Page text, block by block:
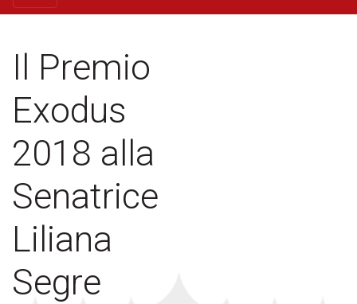
Il Premio
Exodus
2018 alla
Senatrice
Liliana
Segre